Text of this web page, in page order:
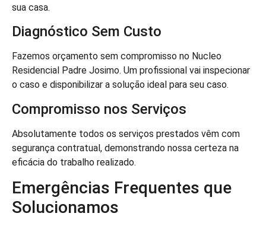
sua casa.
Diagnóstico Sem Custo
Fazemos orçamento sem compromisso no Nucleo
Residencial Padre Josimo. Um profissional vai inspecionar
o caso e disponibilizar a solução ideal para seu caso.
Compromisso nos Serviços
Absolutamente todos os serviços prestados vêm com
segurança contratual, demonstrando nossa certeza na
eficácia do trabalho realizado.
Emergências Frequentes que
Solucionamos